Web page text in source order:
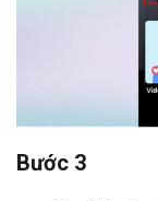
Bước 3